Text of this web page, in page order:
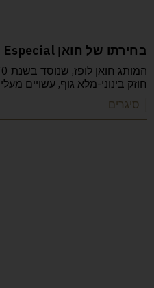
בחירתו של חואן Juan López Selección Especial
חוזק בינוני-מלא גוף, עשויים
| סיגרים